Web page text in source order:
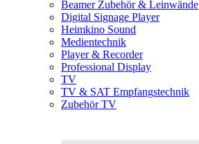
Beamer Zubehör & Leinwände
Digital Signage Player
Heimkino Sound
Medientechnik
Player & Recorder
Professional Display
TV
TV & SAT Empfangstechnik
Zubehör TV